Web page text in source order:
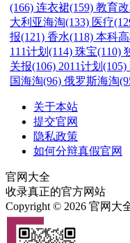
(166) 连衣裙(159) 教育
大利亚海淘(133) 医疗
报(121) 香水(118) 本科
111计划(114) 珠宝(110)
关报(106) 2011计划(105)
国海淘(96) 俄罗斯海淘
关于本站
提交官网
隐私政策
如何分辩真假官网
官网大全
收录真正的官方网站
Copyright © 2026 官网大